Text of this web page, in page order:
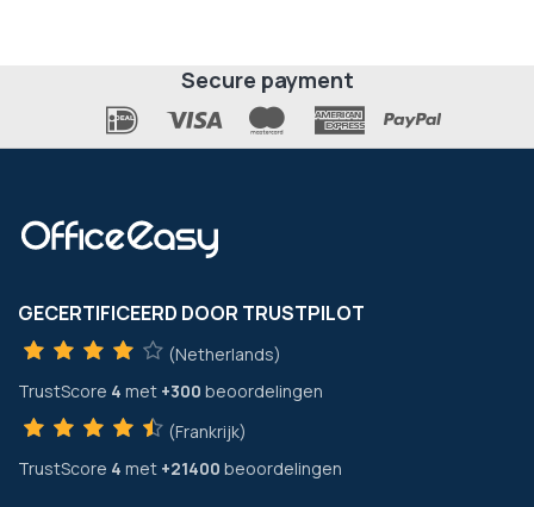
Secure payment
GECERTIFICEERD DOOR TRUSTPILOT
(Netherlands)
TrustScore 4 met +300 beoordelingen
(Frankrijk)
TrustScore 4 met +21400 beoordelingen